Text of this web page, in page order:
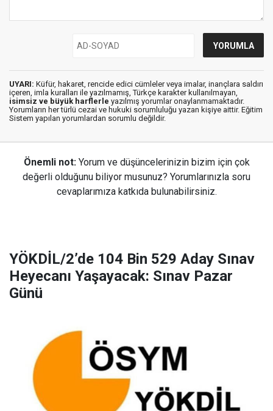
UYARI: Küfür, hakaret, rencide edici cümleler veya imalar, inançlara saldırı
içeren, imla kuralları ile yazılmamış, Türkçe karakter kullanılmayan,
isimsiz ve büyük harflerle yazılmış yorumlar onaylanmamaktadır.
Yorumların her türlü cezai ve hukuki sorumluluğu yazan kişiye aittir. Eğitim
Sistem yapılan yorumlardan sorumlu değildir.
Önemli not: Yorum ve düşüncelerinizin bizim için çok
değerli olduğunu biliyor musunuz? Yorumlarınızla soru
cevaplarımıza katkıda bulunabilirsiniz.
YÖKDİL/2’de 104 Bin 529 Aday Sınav
Heyecanı Yaşayacak: Sınav Pazar
Günü